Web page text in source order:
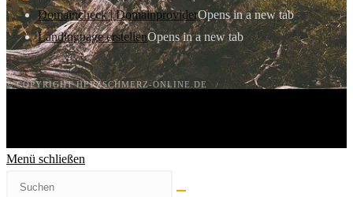
Domaincheck | DomainproviderOpens in a new tab
Landingpage erstellenOpens in a new tab
© COPYRIGHT HERZSCHMERZ-ONLINE.DE
Menü schließen